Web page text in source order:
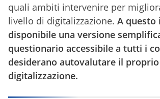
quali ambiti intervenire per
livello di digitalizzazione. A questo
disponibile una versione
questionario accessibile a tutti i
desiderano autovalutare il
digitalizzazione.